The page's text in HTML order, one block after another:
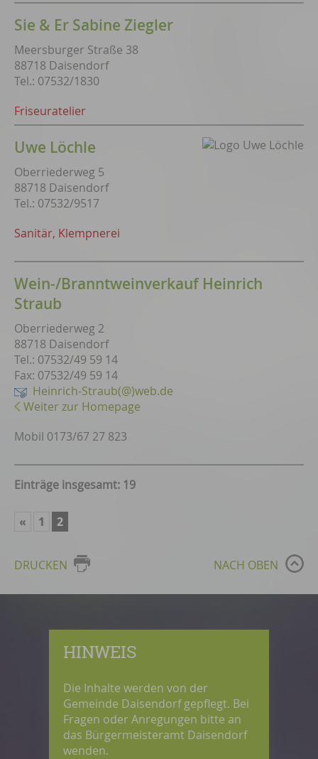
Sie & Er Sabine Ziegler
Meersburger Straße 38
88718 Daisendorf
Tel.: 07532/1830
Friseuratelier
Uwe Löchle
Oberriederweg 5
88718 Daisendorf
Tel.: 07532/9517
Sanitär, Klempnerei
Wein-/Branntweinverkauf Heinrich
Straub
Oberriederweg 2
88718 Daisendorf
Tel.: 07532/49 59 14
Fax: 07532/49 59 14
Heinrich-Straub(@)web.de
Weiter zur Homepage
Mobil 0173/67 27 823
Einträge insgesamt: 19
« 1 2
DRUCKEN NACH OBEN
HINWEIS
Die Inhalte werden von der
Gemeinde Daisendorf gepflegt. Bei
Fragen oder Anregungen bitte an
das Bürgermeisteramt Daisendorf
wenden.